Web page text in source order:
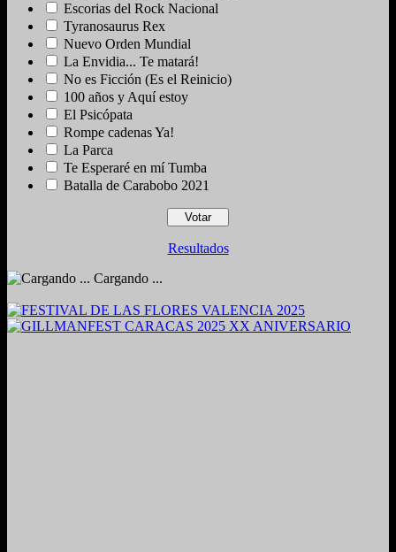
Escorias del Rock Nacional
Tyranosaurus Rex
Nuevo Orden Mundial
La Envidia... Te matará!
No es Ficción (Es el Reinicio)
100 años y Aquí estoy
El Psicópata
Rompe cadenas Ya!
La Parca
Te Esperaré en mí Tumba
Batalla de Carabobo 2021
Resultados
Cargando ...